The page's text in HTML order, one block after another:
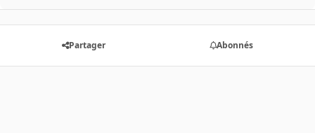
Partager Abonnés